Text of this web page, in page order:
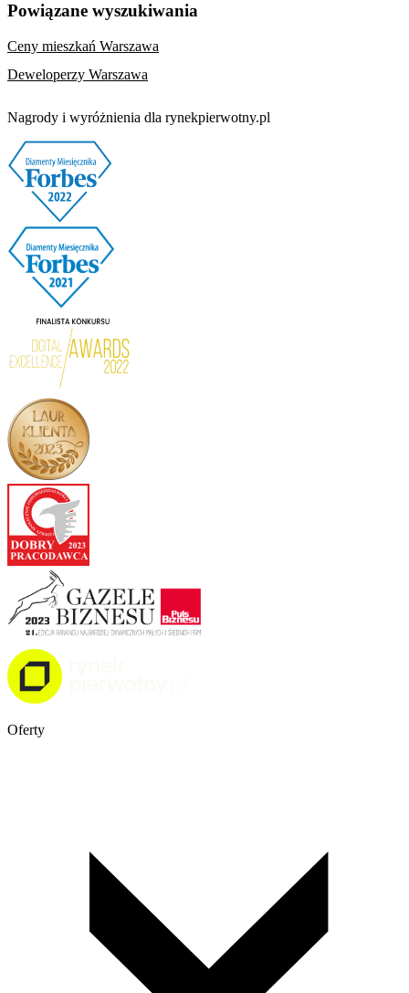
Powiązane wyszukiwania
Ceny mieszkań Warszawa
Deweloperzy Warszawa
Nagrody i wyróżnienia dla rynekpierwotny.pl
Oferty